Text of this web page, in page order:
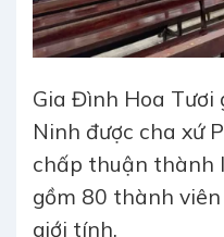
Gia Đình Hoa Tươi
Ninh được cha xứ
chấp thuận thành
gồm 80 thành
giới tính.